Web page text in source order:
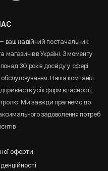
ваш надійний постачальник
в Україні. З моменту
30 років досвіду у сфері
Наша компанія
усіх форм власності,
Ми завжди прагнемо до
задоволення потреб
оферти